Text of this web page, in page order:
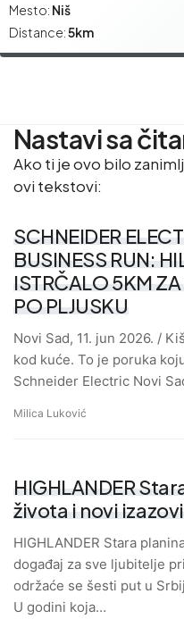
Mesto: Niš
Distance:5km
Nastavi sa
Ako ti je ovo bilo
ovi tekstovi:
SCHNEIDER
BUSINESS RUN:
ISTRČALO 5KM
PO PLJUSKU
Novi Sad, 11. jun 2026. /
kod kuće. To je poruka
Schneider Electric Novi
Milica Luković
HIGHLANDER
života i novi
HIGHLANDER Stara
događaj za sve ljubitelje
održaće se šesti put u
U godini koja…